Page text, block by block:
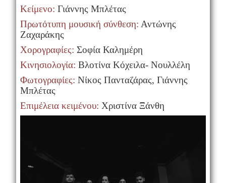
Κείμενο: Γιάννης Μπλέτας
Πρωτότυπη μουσική σύνθεση: Αντώνης
Ζαχαράκης
Χορογραφίες: Σοφία Καλημέρη
Κινησιολογία: Βλοτίνα Κόχειλα- Νουλλέλη
Φωτογραφίες: Νίκος Πανταζάρας, Γιάννης
Μπλέτας
Επιμέλεια κειμένου: Χριστίνα Ξάνθη